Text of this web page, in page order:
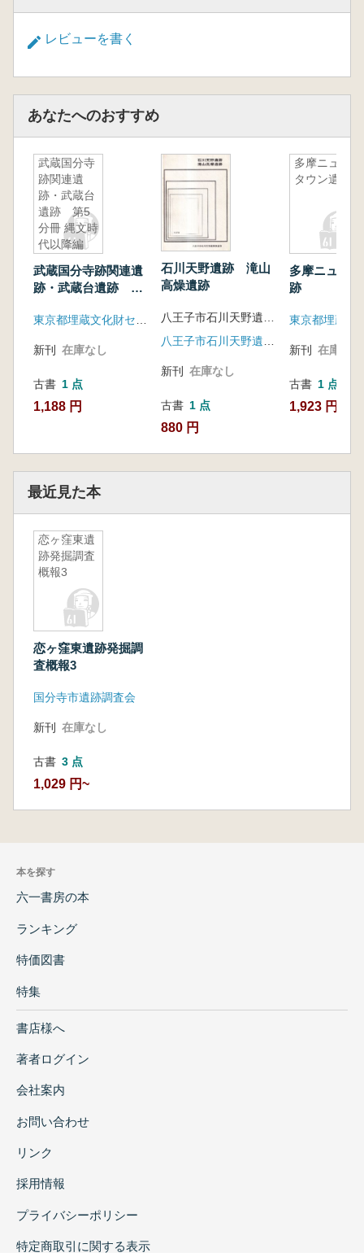
レビューを書く
あなたへのおすすめ
武蔵国分寺
跡関連遺
跡・武蔵台
遺跡 第5
分冊 縄文時
代以降編
武蔵国分寺跡関連遺
跡・武蔵台遺跡 第5
(挿図)
東京都埋蔵文化財センター
新刊 在庫なし
古書 1 点
1,188 円
石川天野遺跡 滝山
高燥遺跡
新刊 在庫なし
古書 1 点
880 円
多摩ニュー
タウン遺跡
多摩ニュー
跡
新刊 在庫なし
古書 1 点
1,923 円
最近見た本
恋ヶ窪東遺
跡発掘調査
概報3
恋ヶ窪東遺跡発掘調
査概報3
国分寺市遺跡調査会
新刊 在庫なし
古書 3 点
1,029 円~
本を探す
六一書房の本
ランキング
特価図書
特集
書店様へ
著者ログイン
会社案内
お問い合わせ
リンク
採用情報
プライバシーポリシー
特定商取引に関する表示